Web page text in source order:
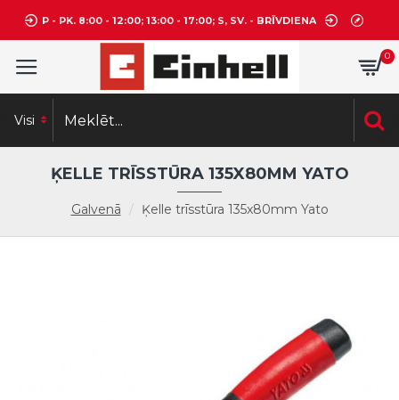
P - PK. 8:00 - 12:00; 13:00 - 17:00; S, SV. - BRĪVDIENA
0
Visi
Galvenā Ķelle trīsstūra 135x80mm Yato
ĶELLE TRĪSSTŪRA 135X80MM YATO